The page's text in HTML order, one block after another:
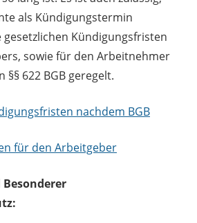
als Kündigungstermin
Kündigungsfristen
sowie für den Arbeitnehmer
622 BGB geregelt.
nachdem BGB
für den Arbeitgeber